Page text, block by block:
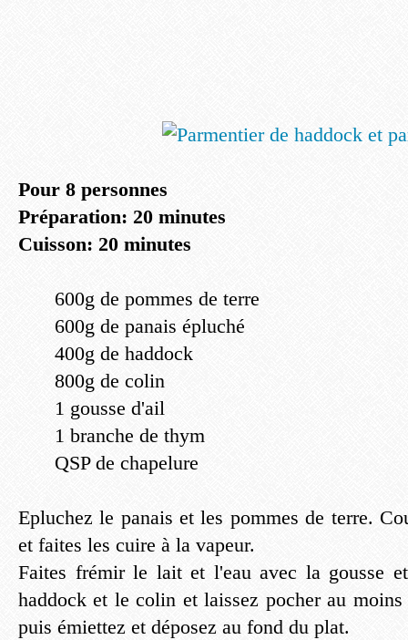
Pour 8 personnes
Préparation: 20 minutes
Cuisson: 20 minutes
600g de pommes de terre
600g de panais épluché
400g de haddock
800g de colin
1 gousse d'ail
1 branche de thym
QSP de chapelure
Epluchez le panais et les pommes de terre.
et faites les cuire à la vapeur.
Faites frémir le lait et l'eau avec la gousse
haddock et le colin et laissez pocher au
puis émiettez et déposez au fond du plat.